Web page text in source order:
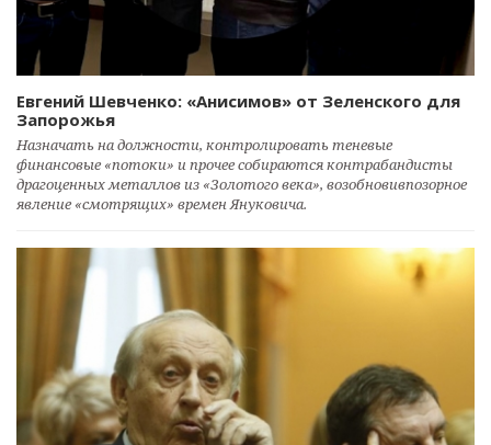
Евгений Шевченко: «Анисимов» от Зеленского для
Запорожья
Назначать на должности, контролировать теневые
финансовые «потоки» и прочее собираются контрабандисты
драгоценных металлов из «Золотого века», возобновивпозорное
явление «смотрящих» времен Януковича.